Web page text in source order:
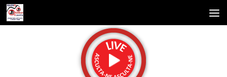
Skip to content